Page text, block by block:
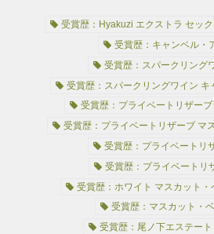
受賞歴：Hyakuzi エクストラ セッ
受賞歴：キャンベル・
受賞歴：スパークリング
受賞歴：スパークリングワイン キ
受賞歴：プライベートリザー
受賞歴：プライベートリザーブ マ
受賞歴：プライベートリ
受賞歴：プライベートリ
受賞歴：ホワイト マスカット・
受賞歴：マスカット・
受賞歴：尾ノ下エステー